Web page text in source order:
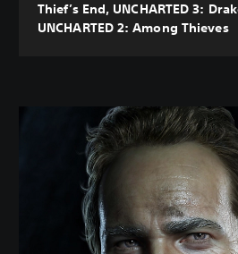
Thief’s End, UNCHARTED 3:
UNCHARTED 2: Among Thieves